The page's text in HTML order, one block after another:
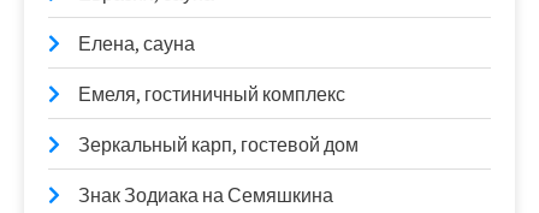
Елена, сауна
Емеля, гостиничный комплекс
Зеркальный карп, гостевой дом
Знак Зодиака на Семяшкина